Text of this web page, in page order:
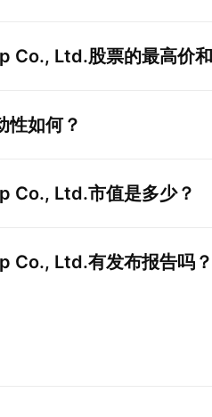
Co., Ltd.股票的最高价
性如何？
Co., Ltd.市值是多少？
Co., Ltd.有发布报告吗？